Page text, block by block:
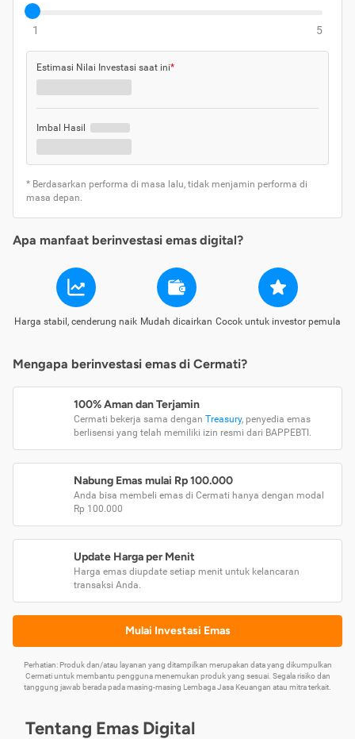
1 5
Estimasi Nilai Investasi saat ini*
Imbal Hasil
* Berdasarkan performa di masa lalu, tidak menjamin performa di
masa depan.
Apa manfaat berinvestasi emas digital?
Harga stabil, cenderung naik Mudah dicairkan Cocok untuk investor pemula
Mengapa berinvestasi emas di Cermati?
100% Aman dan Terjamin
Cermati bekerja sama dengan Treasury, penyedia emas
berlisensi yang telah memiliki izin resmi dari BAPPEBTI.
Nabung Emas mulai Rp 100.000
Anda bisa membeli emas di Cermati hanya dengan modal
Rp 100.000
Update Harga per Menit
Harga emas diupdate setiap menit untuk kelancaran
transaksi Anda.
Mulai Investasi Emas
Perhatian: Produk dan/atau layanan yang ditampilkan merupakan data yang dikumpulkan
Cermati untuk membantu pengguna menemukan produk yang sesuai. Segala risiko dan
tanggung jawab berada pada masing-masing Lembaga Jasa Keuangan atau mitra terkait.
Tentang Emas Digital